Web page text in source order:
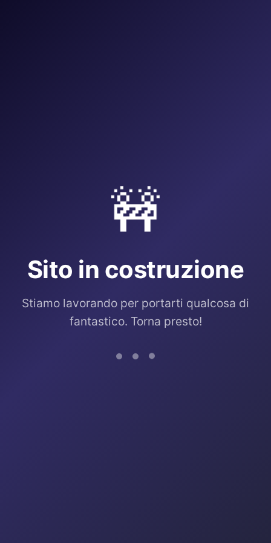
🚧
Sito in costruzione
Stiamo lavorando per portarti qualcosa di
fantastico. Torna presto!